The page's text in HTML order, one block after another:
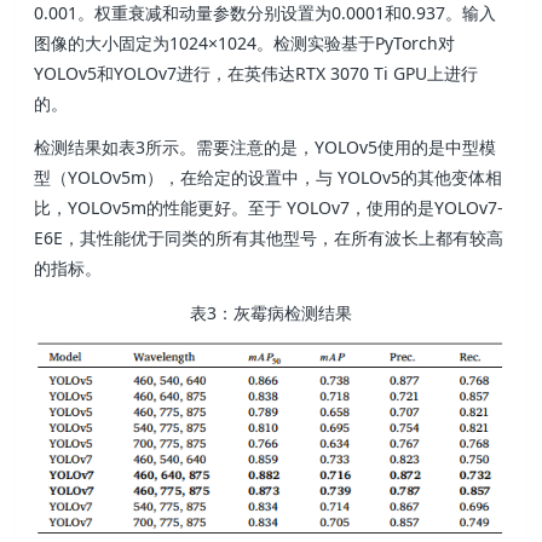
0.001。权重衰减和动量参数分别设置为0.0001和0.937。输入
图像的大小固定为1024×1024。检测实验基于PyTorch对
YOLOv5和YOLOv7进行，在英伟达RTX 3070 Ti GPU上进行
的。
检测结果如表3所示。需要注意的是，YOLOv5使用的是中型模
型（YOLOv5m），在给定的设置中，与 YOLOv5的其他变体相
比，YOLOv5m的性能更好。至于 YOLOv7，使用的是YOLOv7-
E6E，其性能优于同类的所有其他型号，在所有波长上都有较高
的指标。
表3：灰霉病检测结果